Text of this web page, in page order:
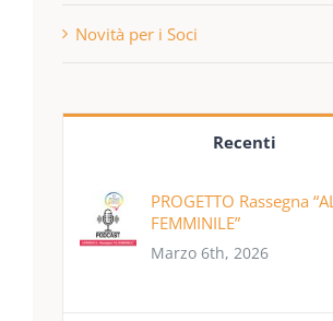
Novità per i Soci
Recenti
PROGETTO Rassegna “AL
FEMMINILE”
Marzo 6th, 2026